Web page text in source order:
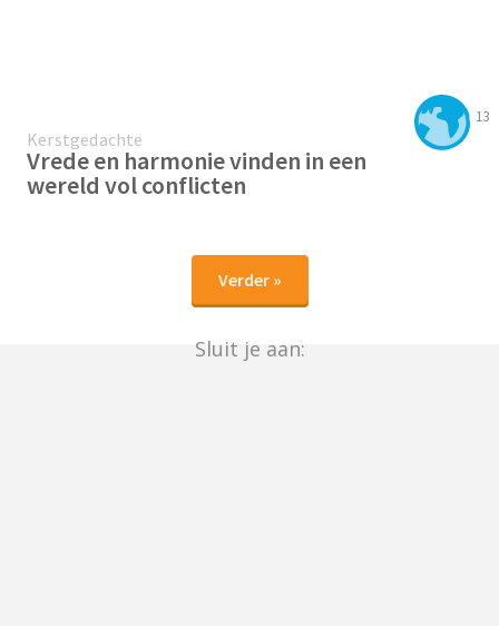
13
Kerstgedachte
Vrede en harmonie vinden in een
wereld vol conflicten
Verder »
Sluit je aan: